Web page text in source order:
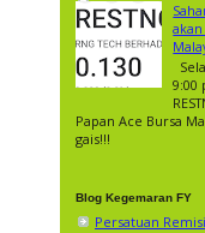
9:00
Papan Ace Bursa
gais!!!
Blog Kegemaran FY
Persatuan